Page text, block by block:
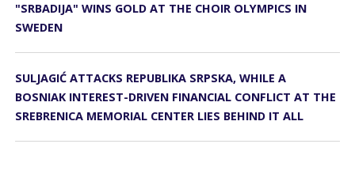
"SRBADIJA" WINS GOLD AT THE CHOIR OLYMPICS IN
SWEDEN
SULJAGIĆ ATTACKS REPUBLIKA SRPSKA, WHILE A
BOSNIAK INTEREST-DRIVEN FINANCIAL CONFLICT AT THE
SREBRENICA MEMORIAL CENTER LIES BEHIND IT ALL